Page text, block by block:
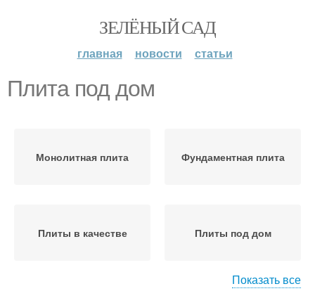
ЗЕЛЁНЫЙ САД
главная новости статьи
Плита под дом
Монолитная плита Фундаментная плита
Плиты в качестве Плиты под дом
Показать все